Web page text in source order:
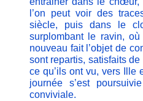
l’on peut voir des
siècle, puis dans le
surplombant le ravin,
nouveau fait l’objet de
sont repartis, satisfaits
ce qu’ils ont vu, vers Ille
journée s’est
conviviale.